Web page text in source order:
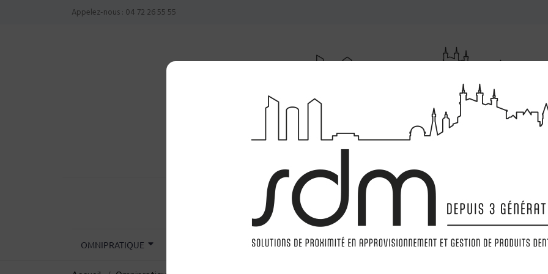
Appelez-nous : 04 72 26 55 55
OMNIPRATIQUE INSTRUMENTATIONS MATÉRIELS LABORATOIRE